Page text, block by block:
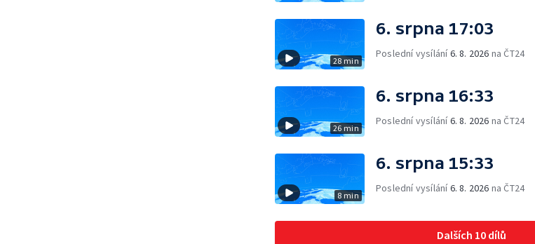
28 min
6. srpna 17:03
Poslední vysílání6. 8. 2026 na ČT24
26 min
6. srpna 16:33
Poslední vysílání6. 8. 2026 na ČT24
8 min
6. srpna 15:33
Poslední vysílání6. 8. 2026 na ČT24
Dalších 10 dílů